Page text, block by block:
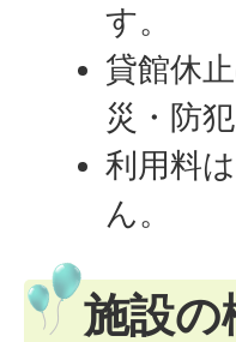
す。
貸館休
災・防
利用料
ん。
施設の